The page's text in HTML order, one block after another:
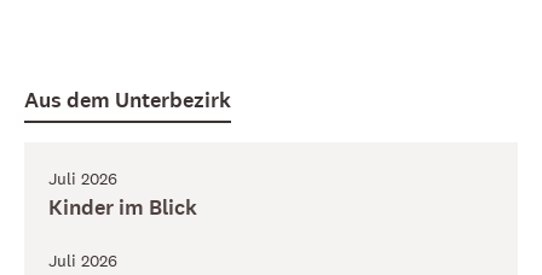
Aus dem Unterbezirk
Juli 2026
Kinder im Blick
Juli 2026